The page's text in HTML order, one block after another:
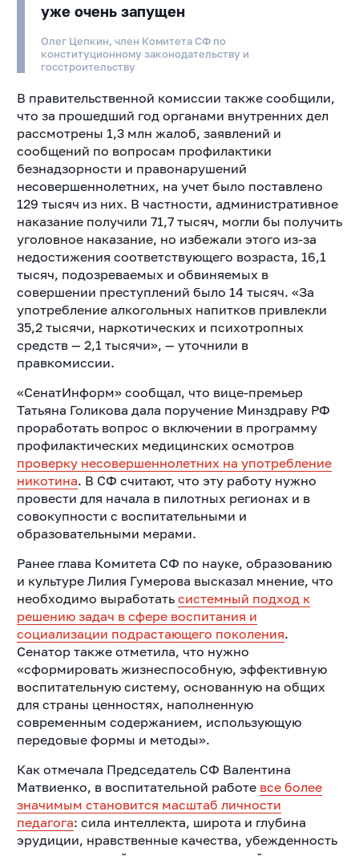
уже очень запущен
Олег Цепкин, член Комитета СФ по
конституционному законодательству и
госстроительству
В правительственной комиссии также сообщили,
что за прошедший год органами внутренних дел
рассмотрены 1,3 млн жалоб, заявлений и
сообщений по вопросам профилактики
безнадзорности и правонарушений
несовершеннолетних, на учет было поставлено
129 тысяч из них. В частности, административное
наказание получили 71,7 тысяч, могли бы получить
уголовное наказание, но избежали этого из-за
недостижения соответствующего возраста, 16,1
тысяч, подозреваемых и обвиняемых в
совершении преступлений было 14 тысяч. «За
употребление алкогольных напитков привлекли
35,2 тысячи, наркотических и психотропных
средств — 2,1 тысячи», — уточнили в
правкомиссии.
«СенатИнформ» сообщал, что вице-премьер
Татьяна Голикова дала поручение Минздраву РФ
проработать вопрос о включении в программу
профилактических медицинских осмотров
проверку несовершеннолетних на употребление
никотина. В СФ считают, что эту работу нужно
провести для начала в пилотных регионах и в
совокупности с воспитательными и
образовательными мерами.
Ранее глава Комитета СФ по науке, образованию
и культуре Лилия Гумерова высказал мнение, что
необходимо выработать системный подход к
решению задач в сфере воспитания и
социализации подрастающего поколения.
Сенатор также отметила, что нужно
«сформировать жизнеспособную, эффективную
воспитательную систему, основанную на общих
для страны ценностях, наполненную
современным содержанием, использующую
передовые формы и методы».
Как отмечала Председатель СФ Валентина
Матвиенко, в воспитательной работе все более
значимым становится масштаб личности
педагога: сила интеллекта, широта и глубина
эрудиции, нравственные качества, убежденность